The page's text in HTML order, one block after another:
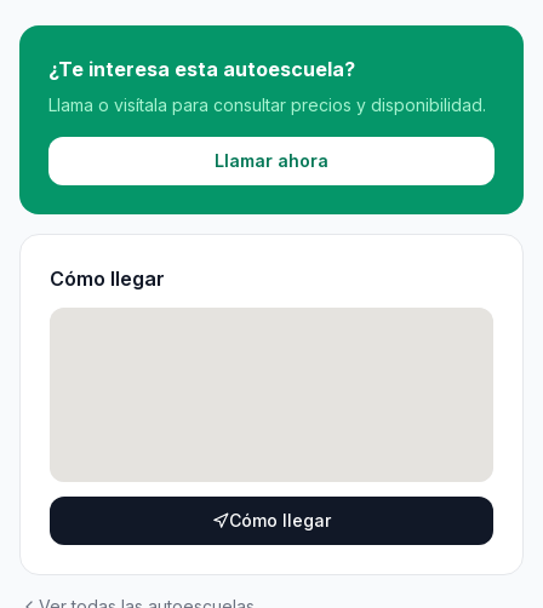
¿Te interesa esta autoescuela?
Llama o visítala para consultar precios y disponibilidad.
Llamar ahora
Cómo llegar
Cómo llegar